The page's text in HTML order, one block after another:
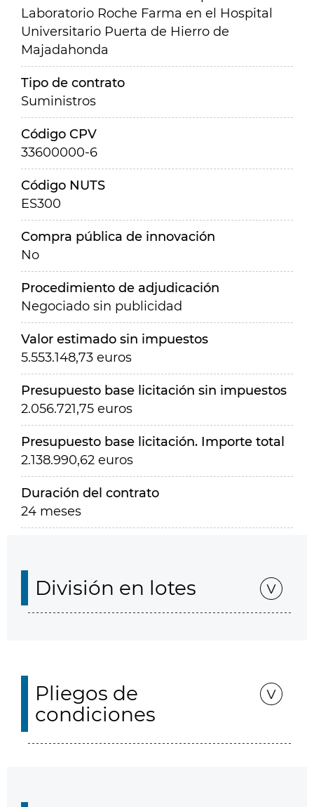
Laboratorio Roche Farma en el Hospital
Universitario Puerta de Hierro de
Majadahonda
Tipo de contrato
Suministros
Código CPV
33600000-6
Código NUTS
ES300
Compra pública de innovación
No
Procedimiento de adjudicación
Negociado sin publicidad
Valor estimado sin impuestos
5.553.148,73 euros
Presupuesto base licitación sin impuestos
2.056.721,75 euros
Presupuesto base licitación. Importe total
2.138.990,62 euros
Duración del contrato
24 meses
División en lotes
Pliegos de
condiciones